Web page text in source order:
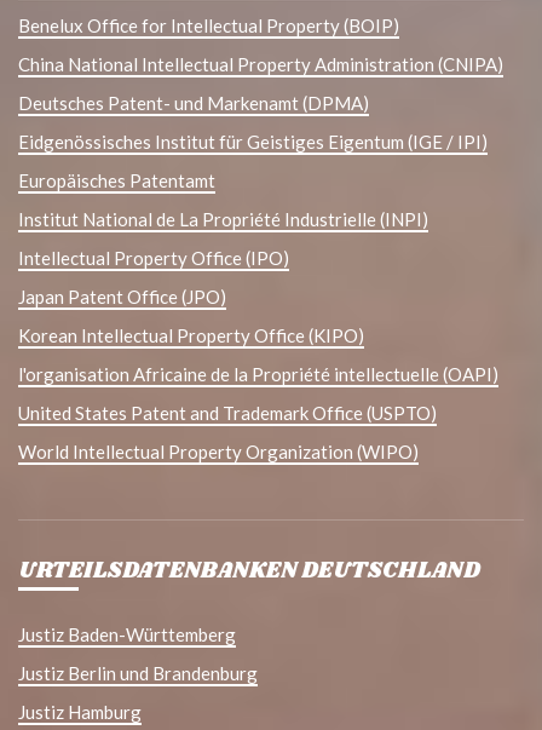
Benelux Office for Intellectual Property (BOIP)
China National Intellectual Property Administration (CNIPA)
Deutsches Patent- und Markenamt (DPMA)
Eidgenössisches Institut für Geistiges Eigentum (IGE / IPI)
Europäisches Patentamt
Institut National de La Propriété Industrielle (INPI)
Intellectual Property Office (IPO)
Japan Patent Office (JPO)
Korean Intellectual Property Office (KIPO)
l'organisation Africaine de la Propriété intellectuelle (OAPI)
United States Patent and Trademark Office (USPTO)
World Intellectual Property Organization (WIPO)
URTEILSDATENBANKEN DEUTSCHLAND
Justiz Baden-Württemberg
Justiz Berlin und Brandenburg
Justiz Hamburg